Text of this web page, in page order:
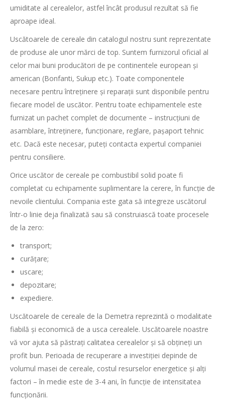
umiditate al cerealelor, astfel încât produsul rezultat să fie
aproape ideal.
Uscătoarele de cereale din catalogul nostru sunt reprezentate
de produse ale unor mărci de top. Suntem furnizorul oficial al
celor mai buni producători de pe continentele european și
american (Bonfanti, Sukup etc.). Toate componentele
necesare pentru întreținere și reparații sunt disponibile pentru
fiecare model de uscător. Pentru toate echipamentele este
furnizat un pachet complet de documente – instrucțiuni de
asamblare, întreținere, funcționare, reglare, pașaport tehnic
etc. Dacă este necesar, puteți contacta expertul companiei
pentru consiliere.
Orice uscător de cereale pe combustibil solid poate fi
completat cu echipamente suplimentare la cerere, în funcție de
nevoile clientului. Compania este gata să integreze uscătorul
într-o linie deja finalizată sau să construiască toate procesele
de la zero:
transport;
curățare;
uscare;
depozitare;
expediere.
Uscătoarele de cereale de la Demetra reprezintă o modalitate
fiabilă și economică de a usca cerealele. Uscătoarele noastre
vă vor ajuta să păstrați calitatea cerealelor și să obțineți un
profit bun. Perioada de recuperare a investiției depinde de
volumul masei de cereale, costul resurselor energetice și alți
factori – în medie este de 3-4 ani, în funcție de intensitatea
funcționării.